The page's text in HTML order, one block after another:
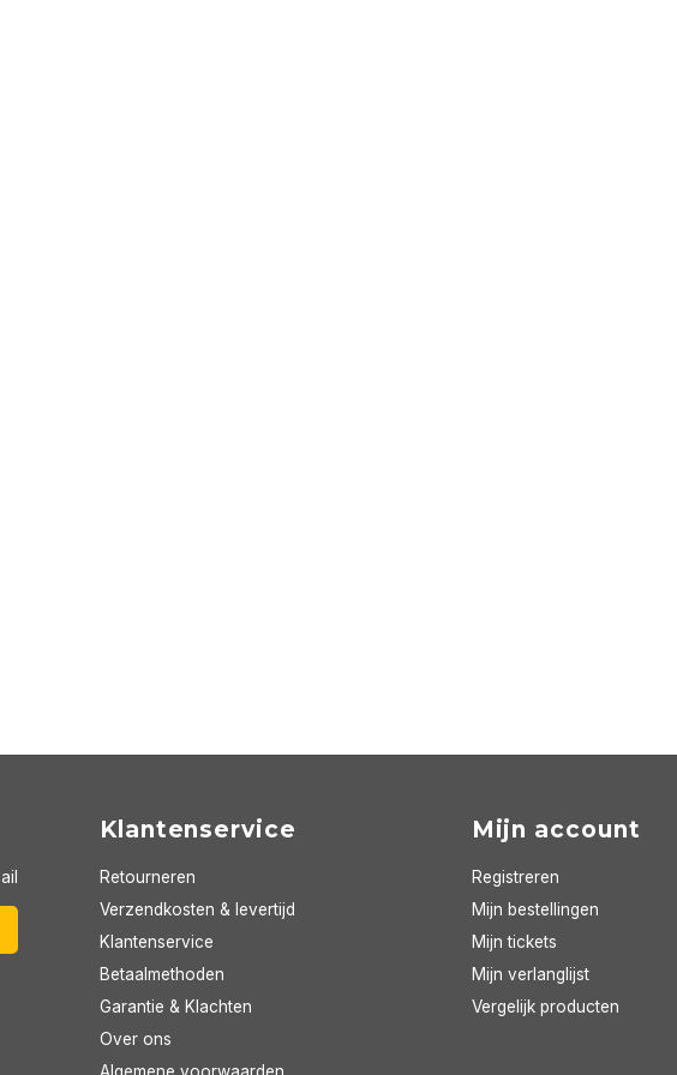
Klantenservice
Retourneren
Verzendkosten & levertijd
Klantenservice
Betaalmethoden
Garantie & Klachten
Over ons
Mijn account
Registreren
Mijn bestellingen
Mijn tickets
Mijn verlanglijst
Vergelijk producten